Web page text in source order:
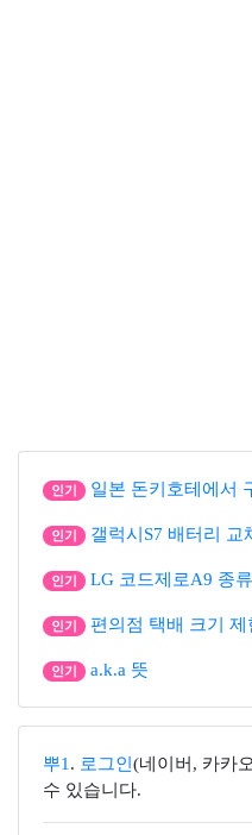
인기 일본 돈키호테에서
인기 갤럭시S7 배터리 교
인기 LG 코드제로A9 종
인기 편의점 택배 크기 제
인기 a.k.a 뜻
뿌1 . 로그인 (네이버, 카카
수 있습니다.